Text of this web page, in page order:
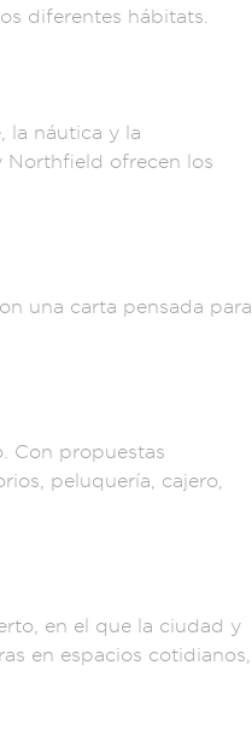
diferentes hábitats.
, la náutica y l a
Northfield ofrecen los
una carta pensada para
Con propuestas
peluquería, cajero
en el que la ciudad y
en espacios cotidianos,